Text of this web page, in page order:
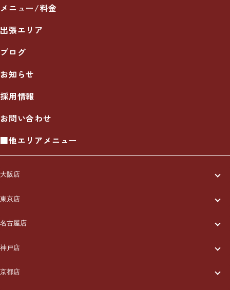
メニュー/料金
出張エリア
ブログ
お知らせ
採用情報
お問い合わせ
■他エリアメニュー
大阪店
一休について
ご利用の流れ
メニュー/料金
出張エリア
東京店
一休について
ご利用の流れ
メニュー/料金
名古屋店
一休について
ご利用の流れ
神戸店
一休について
京都店